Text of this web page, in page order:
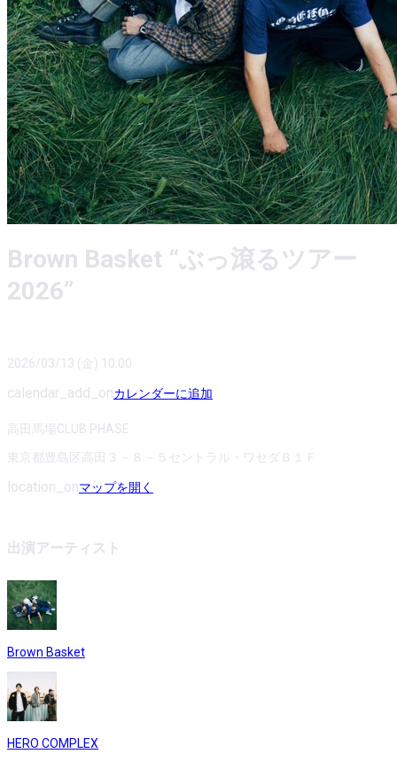
Brown Basket “ぶっ滾るツアー
2026”
2026/03/13 (金) 10:00
calendar_add_onカレンダーに追加
高田馬場CLUB PHASE
東京都豊島区高田３－８－５セントラル・ワセダＢ１Ｆ
location_onマップを開く
出演アーティスト
Brown Basket
HERO COMPLEX